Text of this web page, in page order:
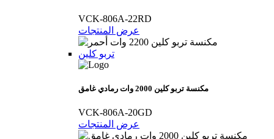
VCK-806A-22RD
عرض المنتجات
تربو كلين
مكنسة تربو كلين 2000 وات رمادي غامق
VCK-806A-20GD
عرض المنتجات